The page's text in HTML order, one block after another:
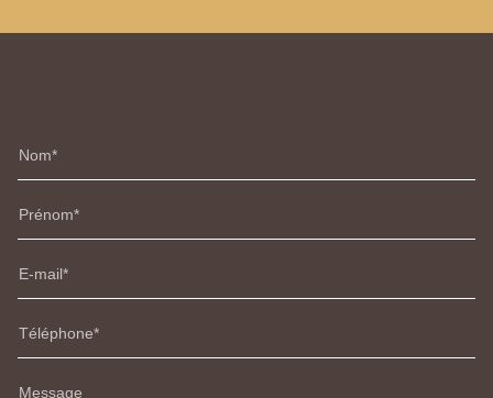
Nom
Prénom
E-mail
Téléphone
Message